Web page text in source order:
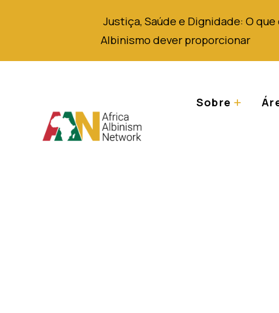
Justiça,Saúdee Dignidade: O
Albinismodeverproporcionar
Sobre